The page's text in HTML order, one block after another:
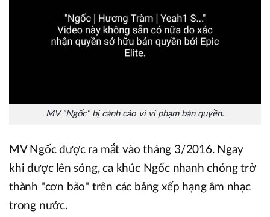
MV "Ngốc" bị cảnh cáo vì vi phạm bản quyền.
MV Ngốc được ra mắt vào tháng 3/2016. Ngay
khi được lên sóng, ca khúc Ngốc nhanh chóng trở
thành "cơn bão" trên các bảng xếp hạng âm nhạc
trong nước.